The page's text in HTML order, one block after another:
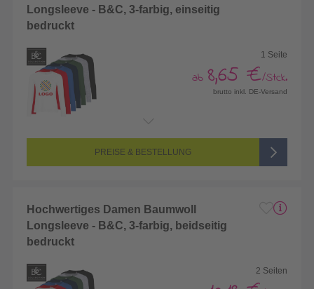
Longsleeve - B&C, 3-farbig, einseitig
bedruckt
1 Seite
ab 8,65 €/Stck.
brutto inkl. DE-Versand
Seitenanzahl: 1-seitig (Vorderseite bedruckt, Rückseite unbedruckt)
3/0-farbig (3 Sonderfarben)
PREISE & BESTELLUNG
Hochwertiges Damen Baumwoll
Longsleeve - B&C, 3-farbig, beidseitig
bedruckt
2 Seiten